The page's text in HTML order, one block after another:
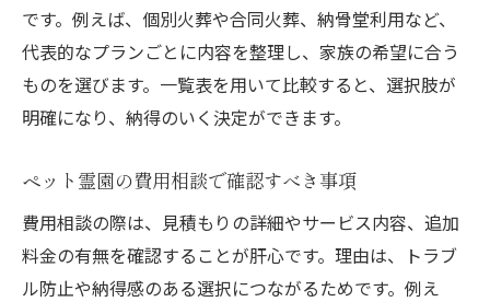
です。例えば、個別火葬や合同火葬、納骨堂利用など、
代表的なプランごとに内容を整理し、家族の希望に合う
ものを選びます。一覧表を用いて比較すると、選択肢が
明確になり、納得のいく決定ができます。
ペット霊園の費用相談で確認すべき事項
費用相談の際は、見積もりの詳細やサービス内容、追加
料金の有無を確認することが肝心です。理由は、トラブ
ル防止や納得感のある選択につながるためです。例え